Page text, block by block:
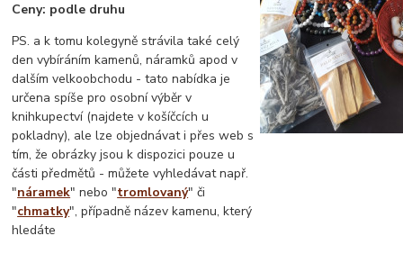
Ceny: podle druhu
PS. a k tomu kolegyně strávila také celý
den vybíráním kamenů, náramků apod v
dalším velkoobchodu - tato nabídka je
určena spíše pro osobní výběr v
knihkupectví (najdete v košíčcích u
pokladny), ale lze objednávat i přes web s
tím, že obrázky jsou k dispozici pouze u
části předmětů - můžete vyhledávat např.
"náramek" nebo "tromlovaný" či
"chmatky", případně název kamenu, který
hledáte